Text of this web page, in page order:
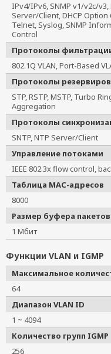
IPv4/IPv6, SNMP v1/v2c/v3,
Server/Client, DHCP Option
Telnet, Syslog, SNMP
Control
Протоколы
802.1Q VLAN, Port-Based
Протоколы
STP, RSTP, MSTP, Turbo
Aggregation
Протоколы
SNTP, NTP Server/Client
Управление потоками
IEEE 802.3x flow control,
Таблица MAC-адресов
8000
Размер буфера пакетов
1 Мбит
Функции VLAN и IGMP
Максимальное
64
Диапазон VLAN ID
1 ~ 4094
Количество групп IGMP
256